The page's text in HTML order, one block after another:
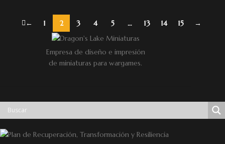
← 1 2 3 4 5 … 13 14 15 →
Empresa de diseño e impresión
de miniaturas para wargames.